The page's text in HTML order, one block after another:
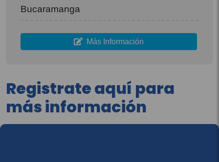
Bucaramanga
Más Información
Registrate aquí para
más información